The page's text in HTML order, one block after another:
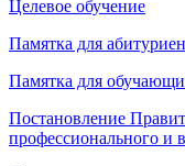
Целевое обучение
Памятка для
Памятка для
Постановление
профессионального и